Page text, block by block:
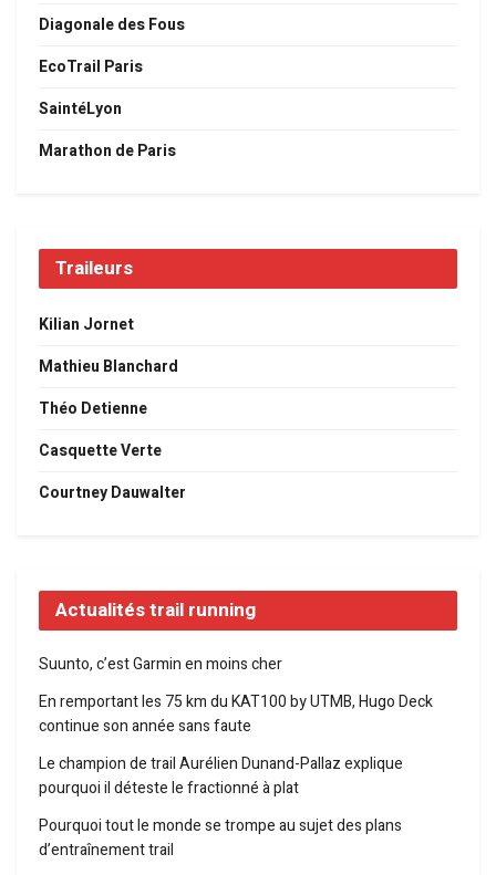
Diagonale des Fous
EcoTrail Paris
SaintéLyon
Marathon de Paris
Traileurs
Kilian Jornet
Mathieu Blanchard
Théo Detienne
Casquette Verte
Courtney Dauwalter
Actualités trail running
Suunto, c’est Garmin en moins cher
En remportant les 75 km du KAT100 by UTMB, Hugo Deck
continue son année sans faute
Le champion de trail Aurélien Dunand-Pallaz explique
pourquoi il déteste le fractionné à plat
Pourquoi tout le monde se trompe au sujet des plans
d’entraînement trail